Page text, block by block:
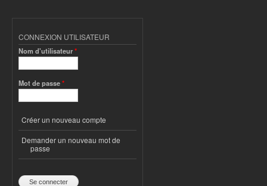
CONNEXION UTILISATEUR
Nom d'utilisateur*
Mot de passe*
Créer un nouveau compte
Demander un nouveau mot de
passe